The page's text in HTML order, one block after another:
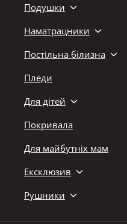
Подушки
Наматрацники
Постільна білизна
Пледи
Для дітей
Покривала
Для майбутніх мам
Ексклюзив
Рушники